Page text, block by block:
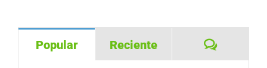
Popular Reciente